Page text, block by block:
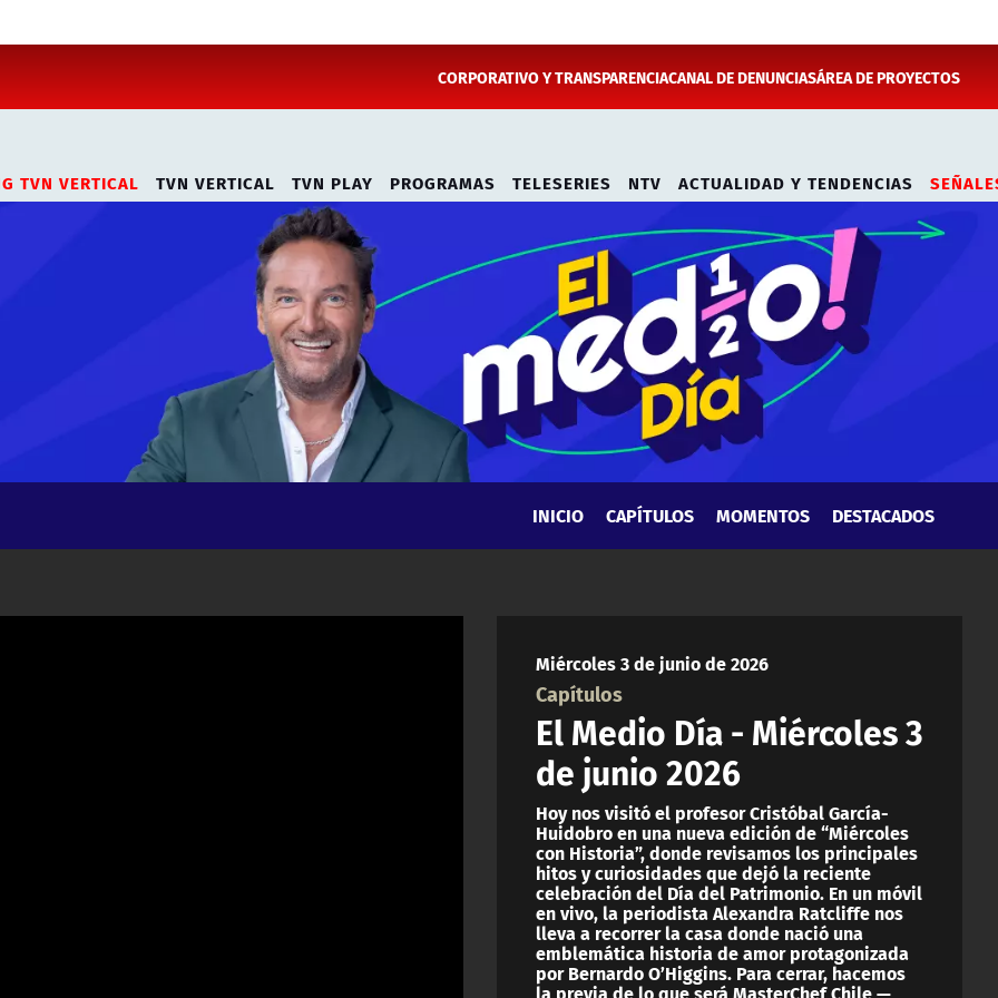
CORPORATIVO Y TRANSPARENCIACANAL DE DENUNCIASÁREA DE PROYECTOS
TVN VERTICAL TVN VERTICAL TVN PLAY PROGRAMAS TELESERIES NTV ACTUALIDAD Y TENDENCIAS
INICIO CAPÍTULOS MOMENTOS DESTACADOS
Miércoles 3 de junio de 2026
Capítulos
El Medio Día - Miércoles 3
de junio 2026
Hoy nos visitó el profesor Cristóbal García-
Huidobro en una nueva edición de “Miércoles
con Historia”, donde revisamos los principales
hitos y curiosidades que dejó la reciente
celebración del Día del Patrimonio. En un móvil
en vivo, la periodista Alexandra Ratcliffe nos
lleva a recorrer la casa donde nació una
emblemática historia de amor protagonizada
por Bernardo O’Higgins. Para cerrar, hacemos